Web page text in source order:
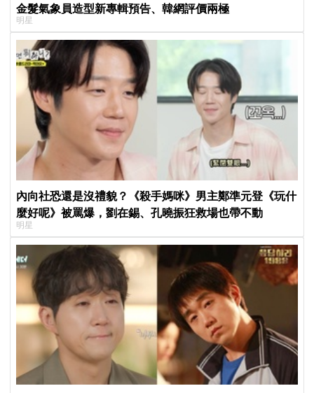
金髮氣象員造型新專輯預告、韓網評價兩極
明星
內向社恐還是沒禮貌？《殺手媽咪》男主鄭準元登《玩什
麼好呢》被罵爆，劉在錫、孔曉振狂救場也帶不動
明星